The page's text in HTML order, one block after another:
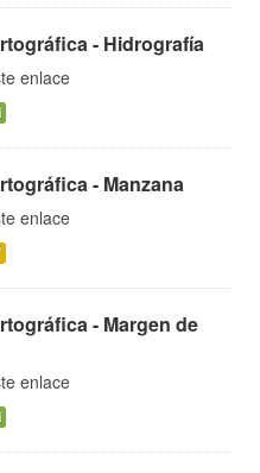
- Hidrografía
enlace
- Manzana
enlace
- Margen de
enlace